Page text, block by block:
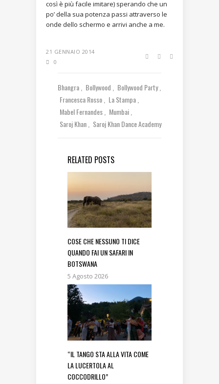
così è più facile imitare) sperando che un
po’ della sua potenza passi attraverso le
onde dello schermo e arrivi anche a me.
21 GENNAIO 2014
0
Bhangra Bollywood
Bollywood Party
Francesca Rosso
La Stampa
Mabel Fernandes
Mumbai
Saroj Khan
Saroj Khan Dance Academy
RELATED POSTS
COSE CHE NESSUNO TI DICE
QUANDO FAI UN SAFARI IN
BOTSWANA
5 Agosto 2026
“IL TANGO STA ALLA VITA COME
LA LUCERTOLA AL
COCCODRILLO”